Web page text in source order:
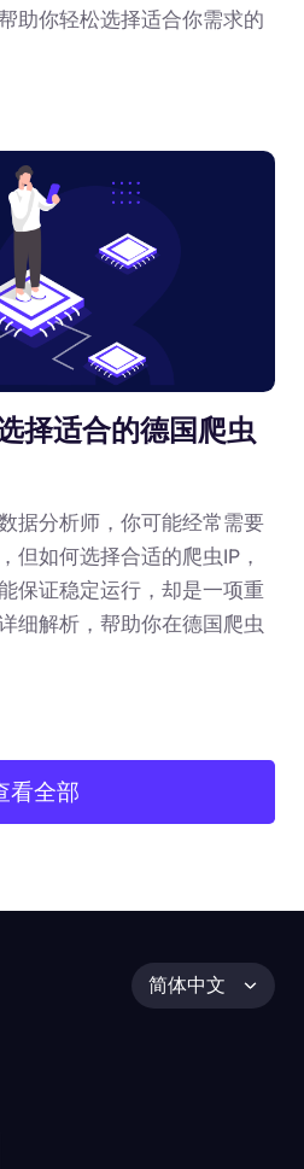
助你轻松选择适合你需求的
择适合的德国爬虫
据分析师，你可能经常需要
但如何选择合适的爬虫IP，
保证稳定运行，却是一项重
细解析，帮助你在德国爬虫
看全部
简体中文